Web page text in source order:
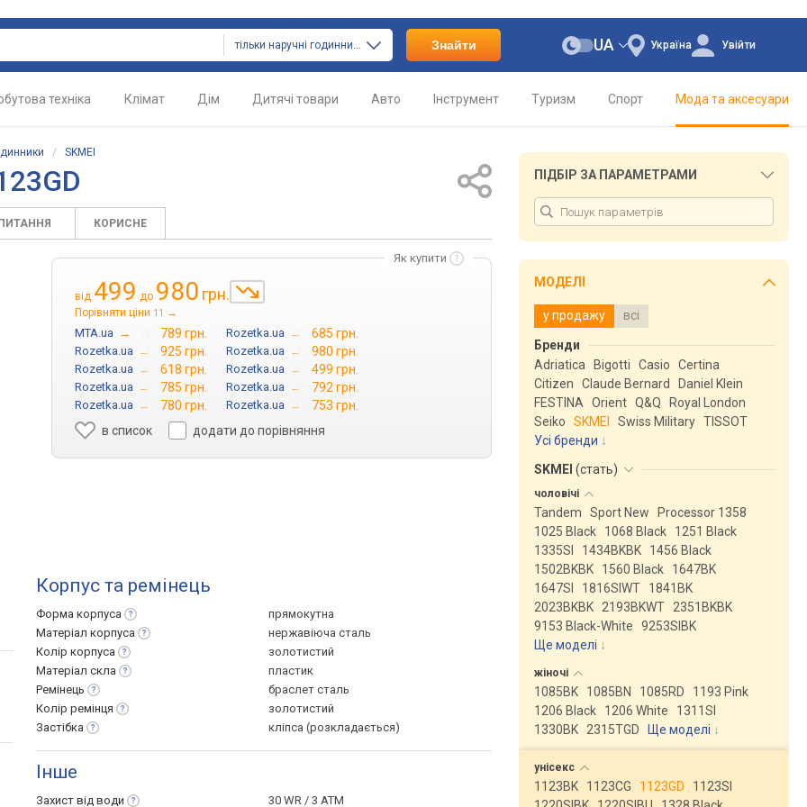
тільки наручні годинники Знайти Україна
UA Увійти
техніка Клімат Дім Дитячі товари Авто Інструмент Туризм Спорт Мода та аксесуари
/ SKMEI
КОРИСНЕ
Як купити
від 499 до 980 грн.
Порівняти ціни 11 →
MTA.ua → 789 грн. Rozetka.ua → 685 грн.
Rozetka.ua → 925 грн. Rozetka.ua → 980 грн.
Rozetka.ua → 618 грн. Rozetka.ua → 499 грн.
Rozetka.ua → 785 грн. Rozetka.ua → 792 грн.
Rozetka.ua → 780 грн. Rozetka.ua →
753 грн.
в список
додати до порівняння
Корпус та ремінець
Форма корпуса
прямокутна
Матеріал корпуса
нержавіюча сталь
Колір корпуса
золотистий
Матеріал скла
пластик
Ремінець
браслет сталь
Колір ремінця
золотистий
Застібка
кліпса (розкладається)
Інше
Захист від води 30 WR / 3 ATM
ПІДБІР ЗА ПАРАМЕТРАМИ
МОДЕЛІ
у продажу всі
Бренди
Adriatica
Bigotti Casio
Certina
Citizen
Claude Bernard
Daniel Klein
FESTINA
Orient Q&Q
Royal London
Seiko
SKMEI Swiss Military TISSOT
Усі бренди
SKMEI (стать)
чоловічі
Tandem Sport New
Processor 1358
1025 Black
1068 Black
1251 Black
1335SI
1434BKBK
1456 Black
1502BKBK
1560 Black
1647BK
1647SI
1816SIWT
1841BK
2023BKBK
2193BKWT
2351BKBK
9153 Black-White
9253SIBK
Ще моделі ↓
жіночі
1085BK 1085BN 1085RD
1193 Pink
1206 Black
1206 White
1311SI
1330BK
2315TGD Ще моделі ↓
унісекс
1123BK 1123CG 1123GD
1123SI